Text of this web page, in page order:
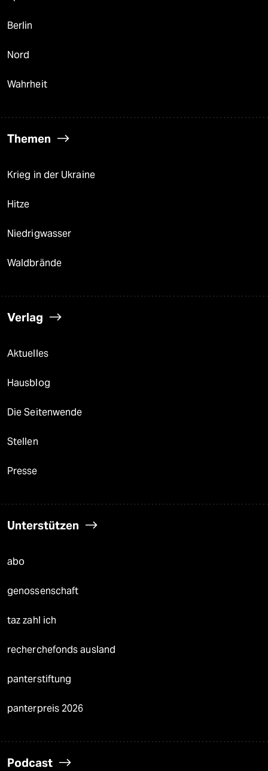
Berlin
Nord
Wahrheit
Themen
Krieg in der Ukraine
Hitze
Niedrigwasser
Waldbrände
Verlag
Aktuelles
Hausblog
Die Seitenwende
Stellen
Presse
Unterstützen
abo
genossenschaft
taz zahl ich
recherchefonds ausland
panterstiftung
panterpreis 2026
Podcast